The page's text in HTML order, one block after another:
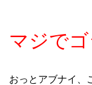
マジでゴ
おっとアブナイ、